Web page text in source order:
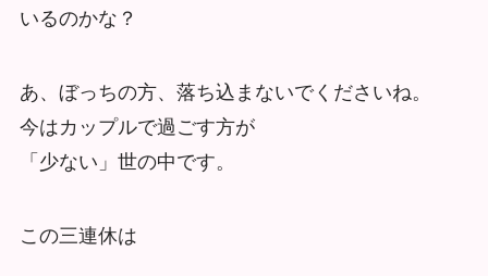
いるのかな？
あ、ぼっちの方、落ち込まないでくださいね。
今はカップルで過ごす方が
「少ない」世の中です。
この三連休は